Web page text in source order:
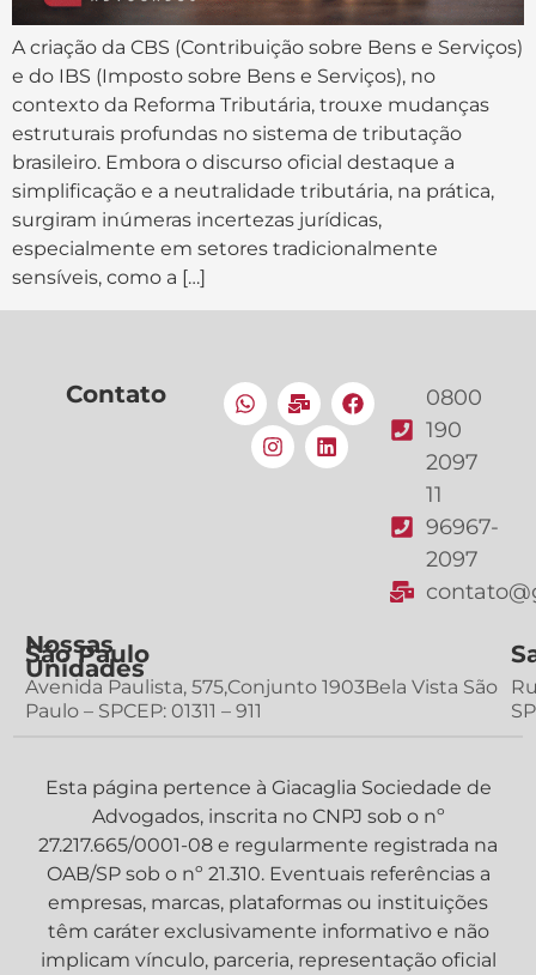
A criação da CBS (Contribuição sobre Bens e Serviços)
e do IBS (Imposto sobre Bens e Serviços), no
contexto da Reforma Tributária, trouxe mudanças
estruturais profundas no sistema de tributação
brasileiro. Embora o discurso oficial destaque a
simplificação e a neutralidade tributária, na prática,
surgiram inúmeras incertezas jurídicas,
especialmente em setores tradicionalmente
sensíveis, como a […]
Contato
0800
190
2097
11
96967-
2097
Nossas
Unidades
São Paulo
Avenida Paulista, 575,Conjunto 1903Bela Vista São
Paulo – SPCEP: 01311 – 911
Esta página pertence à Giacaglia Sociedade de
Advogados, inscrita no CNPJ sob o nº
27.217.665/0001-08 e regularmente registrada na
OAB/SP sob o nº 21.310. Eventuais referências a
empresas, marcas, plataformas ou instituições
têm caráter exclusivamente informativo e não
implicam vínculo, parceria, representação oficial